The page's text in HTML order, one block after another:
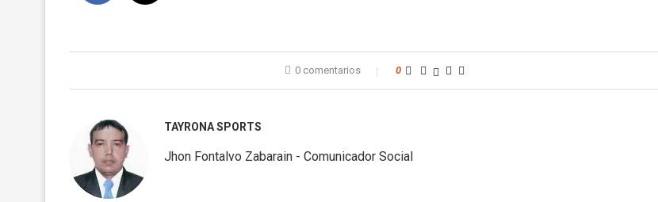
0 comentarios 0
TAYRONA SPORTS
Jhon Fontalvo Zabarain - Comunicador Social